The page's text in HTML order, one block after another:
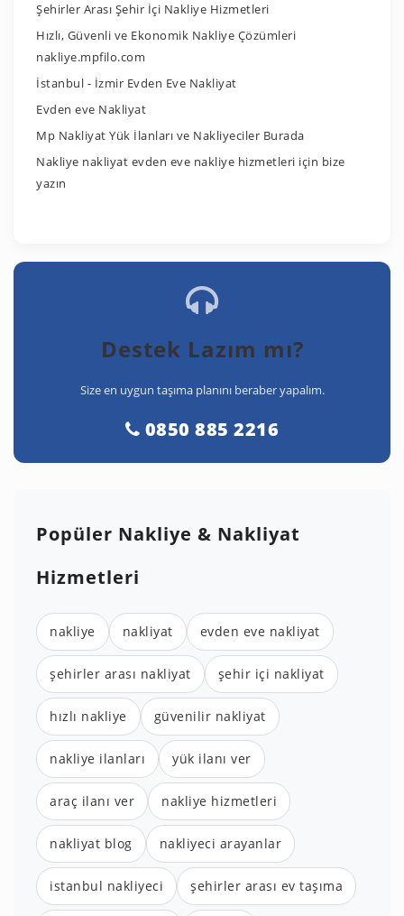
Şehirler Arası Şehir İçi Nakliye Hizmetleri
Hızlı, Güvenli ve Ekonomik Nakliye Çözümleri
nakliye.mpfilo.com
İstanbul - İzmir Evden Eve Nakliyat
Evden eve Nakliyat
Mp Nakliyat Yük İlanları ve Nakliyeciler Burada
Nakliye nakliyat evden eve nakliye hizmetleri için bize
yazın
Destek Lazım mı?
Size en uygun taşıma planını beraber yapalım.
0850 885 2216
Popüler Nakliye & Nakliyat
Hizmetleri
nakliye nakliyat evden eve nakliyat
şehirler arası nakliyat şehir içi nakliyat
hızlı nakliye güvenilir nakliyat
nakliye ilanları yük ilanı ver
araç ilanı ver nakliye hizmetleri
nakliyat blog nakliyeci arayanlar
istanbul nakliyeci şehirler arası ev taşıma